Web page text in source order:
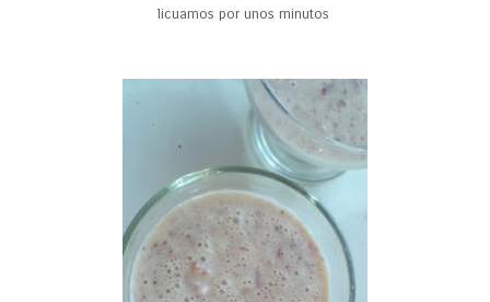
licuamos por unos minutos